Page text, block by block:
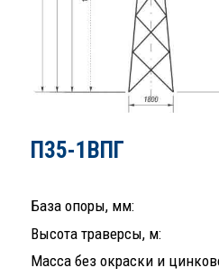
П35-1ВПГ
База опоры, мм:
Высота траверсы, м:
Масса без окраски и